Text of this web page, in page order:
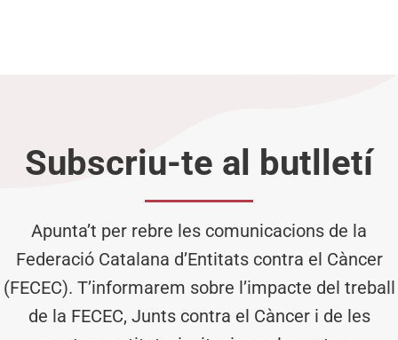
Subscriu-te al butlletí
Apunta’t per rebre les comunicacions de la
Federació Catalana d’Entitats contra el Càncer
(FECEC). T’informarem sobre l’impacte del treball
de la FECEC, Junts contra el Càncer i de les